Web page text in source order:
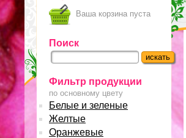
Ваша корзина пуста
Поиск
Фильтр продукции
по основному цвету
Белые и зеленые
Желтые
Оранжевые